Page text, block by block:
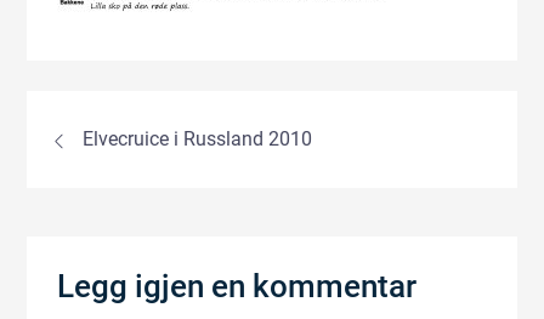
Innleggsnavigasjon
Elvecruice i Russland 2010
Legg igjen en kommentar